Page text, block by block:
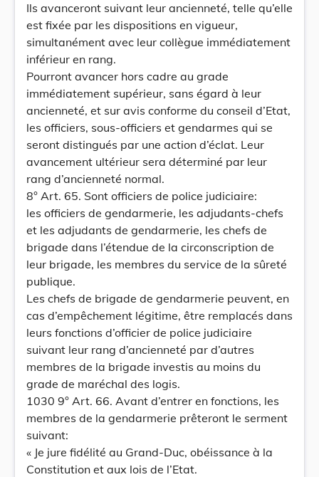
Ils avanceront suivant leur ancienneté, telle qu’elle
est fixée par les dispositions en vigueur,
simultanément avec leur collègue immédiatement
inférieur en rang.
Pourront avancer hors cadre au grade
immédiatement supérieur, sans égard à leur
ancienneté, et sur avis conforme du conseil d’Etat,
les officiers, sous-officiers et gendarmes qui se
seront distingués par une action d’éclat. Leur
avancement ultérieur sera déterminé par leur
rang d’ancienneté normal.
8° Art. 65. Sont officiers de police judiciaire:
les officiers de gendarmerie, les adjudants-chefs
et les adjudants de gendarmerie, les chefs de
brigade dans l’étendue de la circonscription de
leur brigade, les membres du service de la sûreté
publique.
Les chefs de brigade de gendarmerie peuvent, en
cas d’empêchement légitime, être remplacés dans
leurs fonctions d’officier de police judiciaire
suivant leur rang d’ancienneté par d’autres
membres de la brigade investis au moins du
grade de maréchal des logis.
1030 9° Art. 66. Avant d’entrer en fonctions, les
membres de la gendarmerie prêteront le serment
suivant:
« Je jure fidélité au Grand-Duc, obéissance à la
Constitution et aux lois de l’Etat.